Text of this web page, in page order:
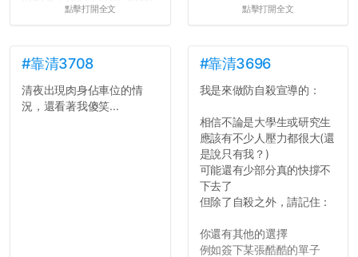
壓力而選擇逃避(作弊)，在
績無法體現你們的努力，但
往後你們正直的態度一定會
讓你們在社會上適應得更
好。最後，那些作弊的同
點擊打開全文 點擊打開全文
#靠清3708
清夜出現肉身佔車位的情
況，還看著我傻笑...
#靠清3696
我是來做防自殺宣導的：
相信不論是大學生或研究生
應該有不少人壓力都很大(還
是說只有我？)
可能還有少部分真的快撐不
下去了
但除了自殺之外，請記住：
你還有其他的選擇
例如簽下某張酷酷的單子